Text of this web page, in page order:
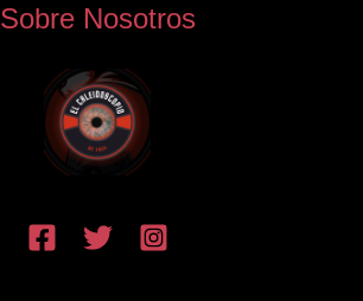
Sobre Nosotros